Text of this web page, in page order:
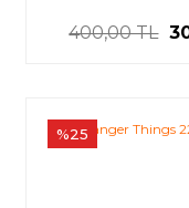
400,00 TL
%25